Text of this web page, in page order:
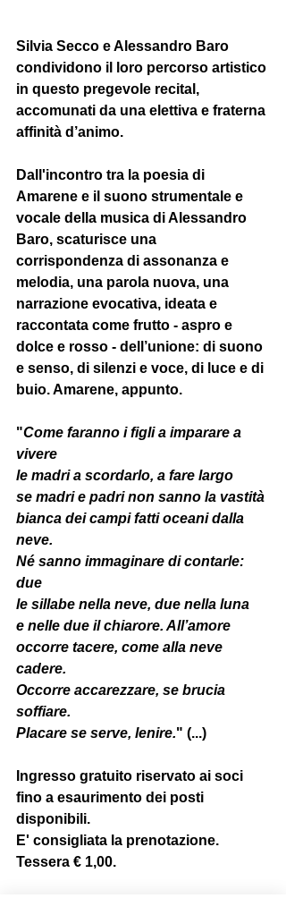
Silvia Secco e Alessandro Baro
condividono il loro percorso artistico
in questo pregevole recital,
accomunati da una elettiva e fraterna
affinità d’animo.
Dall'incontro tra la poesia di
Amarene e il suono strumentale e
vocale della musica di Alessandro
Baro, scaturisce una
corrispondenza di assonanza e
melodia, una parola nuova, una
narrazione evocativa, ideata e
raccontata come frutto - aspro e
dolce e rosso - dell’unione: di suono
e senso, di silenzi e voce, di luce e di
buio. Amarene, appunto.
"Come faranno i figli a imparare a
vivere
le madri a scordarlo, a fare largo
se madri e padri non sanno la vastità
bianca dei campi fatti oceani dalla
neve.
Né sanno immaginare di contarle:
due
le sillabe nella neve, due nella luna
e nelle due il chiarore. All’amore
occorre tacere, come alla neve
cadere.
Occorre accarezzare, se brucia
soffiare.
Placare se serve, lenire." (...)
Ingresso gratuito riservato ai soci
fino a esaurimento dei posti
disponibili.
E' consigliata la prenotazione.
Tessera € 1,00.